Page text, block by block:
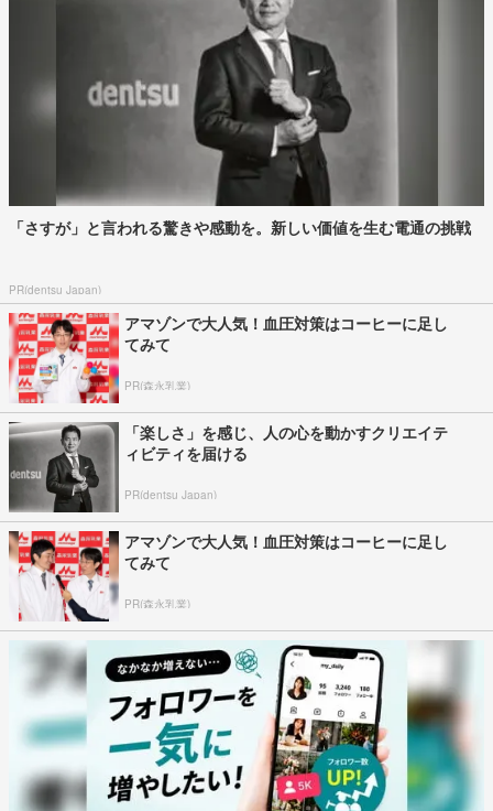
「さすが」と言われる驚きや感動を。新しい価値を生む電通の挑戦
PR(dentsu Japan)
アマゾンで大人気！血圧対策はコーヒーに足し
てみて
PR(森永乳業)
「楽しさ」を感じ、人の心を動かすクリエイテ
ィビティを届ける
PR(dentsu Japan)
アマゾンで大人気！血圧対策はコーヒーに足し
てみて
PR(森永乳業)